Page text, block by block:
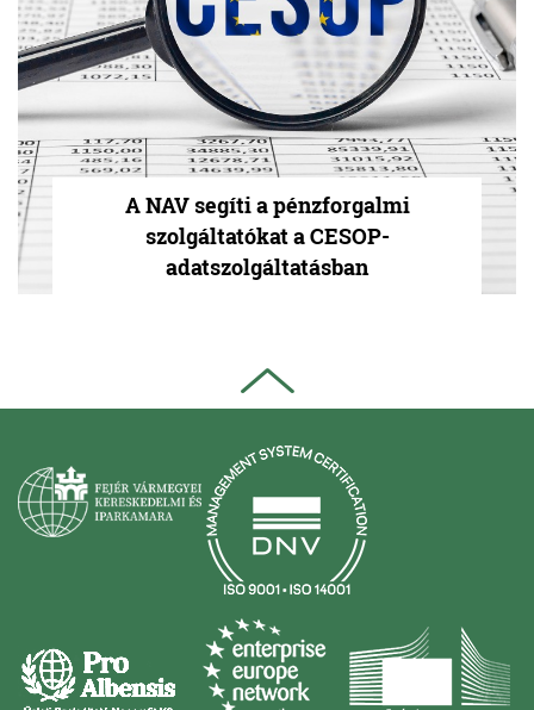
A NAV segíti a pénzforgalmi
szolgáltatókat a CESOP-
adatszolgáltatásban